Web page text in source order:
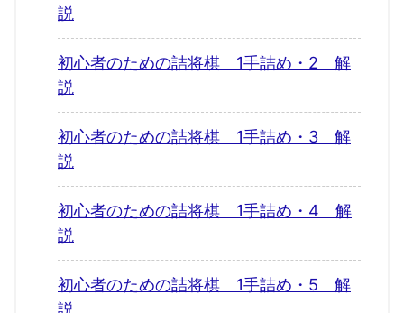
説
初心者のための詰将棋 1手詰め・2 解
説
初心者のための詰将棋 1手詰め・3 解
説
初心者のための詰将棋 1手詰め・4 解
説
初心者のための詰将棋 1手詰め・5 解
説